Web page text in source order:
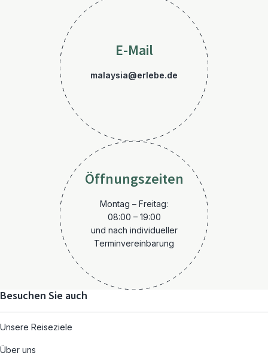
E-Mail
malaysia@erlebe.de
Öffnungszeiten
Montag – Freitag:
08:00 – 19:00
und nach individueller
Terminvereinbarung
Besuchen Sie auch
Unsere Reiseziele
Über uns